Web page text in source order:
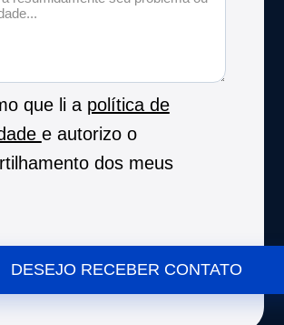
que li a política de
e autorizo o
dos meus
DESEJO RECEBER CONTATO